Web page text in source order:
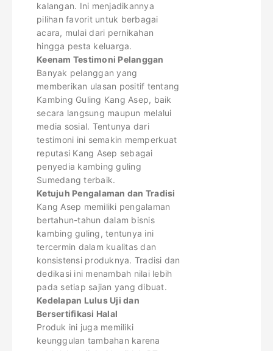
kalangan. Ini menjadikannya
pilihan favorit untuk berbagai
acara, mulai dari pernikahan
hingga pesta keluarga.
Keenam Testimoni Pelanggan
Banyak pelanggan yang
memberikan ulasan positif tentang
Kambing Guling Kang Asep, baik
secara langsung maupun melalui
media sosial. Tentunya dari
testimoni ini semakin memperkuat
reputasi Kang Asep sebagai
penyedia kambing guling
Sumedang terbaik.
Ketujuh Pengalaman dan Tradisi
Kang Asep memiliki pengalaman
bertahun-tahun dalam bisnis
kambing guling, tentunya ini
tercermin dalam kualitas dan
konsistensi produknya. Tradisi dan
dedikasi ini menambah nilai lebih
pada setiap sajian yang dibuat.
Kedelapan Lulus Uji dan
Bersertifikasi Halal
Produk ini juga memiliki
keunggulan tambahan karena